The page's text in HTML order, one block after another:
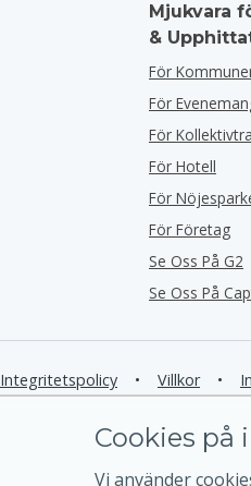
Mjukvara
&
För
För
För
För Hotell
För
För Företag
Se Oss På G2
Se Oss På
Integritetspolicy • Villkor •
Cookies på
Vi använder